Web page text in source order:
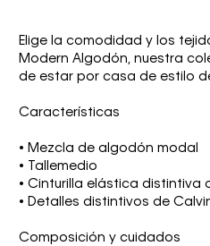
Elige la comodidad y los
Modern Algodón, nuestra
de estar por casa de estilo
Características
• Mezcla de algodón modal
• Tallemedio
• Cinturilla elástica distintiva
• Detalles distintivos de
Composición y cuidados